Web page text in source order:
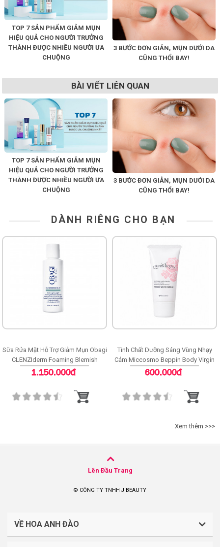
TOP 7 SẢN PHẨM GIẢM MỤN
HIỆU QUẢ CHO NGƯỜI TRƯỞNG
THÀNH ĐƯỢC NHIỀU NGƯỜI ƯA
CHUỘNG
3 BƯỚC ĐƠN GIẢN, MỤN DƯỚI DA
CŨNG THỔI BAY!
BÀI VIẾT LIÊN QUAN
TOP 7 SẢN PHẨM GIẢM MỤN
HIỆU QUẢ CHO NGƯỜI TRƯỞNG
THÀNH ĐƯỢC NHIỀU NGƯỜI ƯA
CHUỘNG
3 BƯỚC ĐƠN GIẢN, MỤN DƯỚI DA
CŨNG THỔI BAY!
DÀNH RIÊNG CHO BẠN
Sữa Rửa Mặt Hỗ Trợ Giảm Mụn Obagi
CLENZIderm Foaming Blemish
Cleanser
1.150.000đ
Tinh Chất Dưỡng Sáng Vùng Nhạy
Cảm Miccosmo Beppin Body Virgin
White Serum
600.000đ
Xem thêm >>>
Lên Đầu Trang
© CÔNG TY TNHH J BEAUTY
VỀ HOA ANH ĐÀO